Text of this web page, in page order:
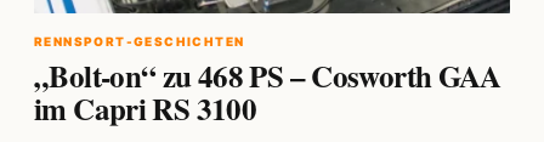
RENNSPORT-GESCHICHTEN
„Bolt-on“ zu 468 PS – Cosworth GAA
im Capri RS 3100